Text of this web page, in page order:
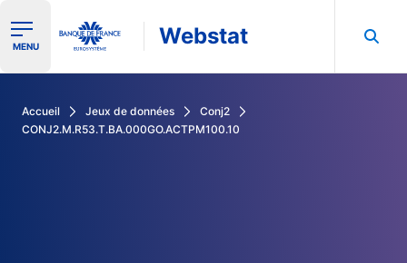
Ouvrir le menu de navigation
MENU Webstat
Accueil Jeux de données
Conj2
CONJ2.M.R53.T.BA.000GO.ACTPM100.10